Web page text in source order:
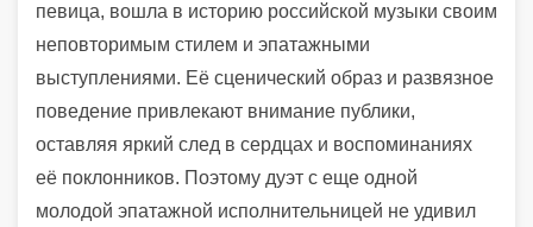
певица, вошла в историю российской музыки своим
неповторимым стилем и эпатажными
выступлениями. Её сценический образ и развязное
поведение привлекают внимание публики,
оставляя яркий след в сердцах и воспоминаниях
её поклонников. Поэтому дуэт с еще одной
молодой эпатажной исполнительницей не удивил